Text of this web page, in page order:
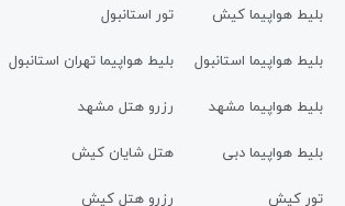
بلیط هواپیما کیش
بلیط هواپیما استانبول
بلیط هواپیما مشهد
بلیط هواپیما دبی
تور کیش
تور استانبول
بلیط هواپیما تهران استانبول
رزرو هتل مشهد
هتل شایان کیش
رزرو هتل کیش